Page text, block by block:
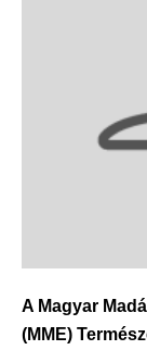
A Magyar
(MME)